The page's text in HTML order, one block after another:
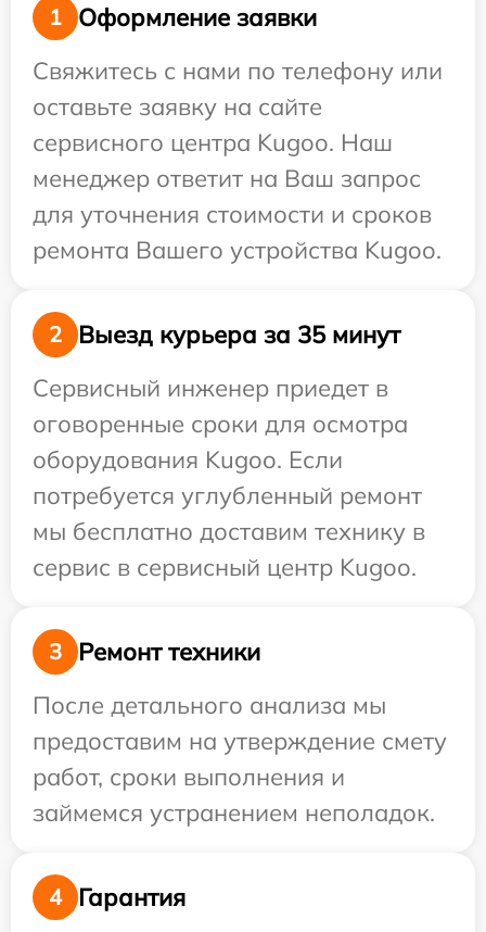
1
Оформление заявки
Свяжитесь с нами по телефону или
оставьте заявку на сайте
сервисного центра Kugoo. Наш
менеджер ответит на Ваш запрос
для уточнения стоимости и сроков
ремонта Вашего устройства Kugoo.
2
Выезд курьера за 35 минут
Сервисный инженер приедет в
оговоренные сроки для осмотра
оборудования Kugoo. Если
потребуется углубленный ремонт
мы бесплатно доставим технику в
сервис в сервисный центр Kugoo.
3
Ремонт техники
После детального анализа мы
предоставим на утверждение смету
работ, сроки выполнения и
займемся устранением неполадок.
4 Гарантия